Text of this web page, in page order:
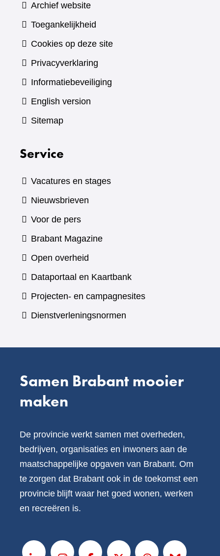
Archief website
Toegankelijkheid
Cookies op deze site
Privacyverklaring
Informatiebeveiliging
English version
Sitemap
Service
Vacatures en stages
Nieuwsbrieven
Voor de pers
Brabant Magazine(verwijst
andere
website)
Open overheid
Dataportaal en Kaartbank(verwijst
naar
Projecten- en campagnesites
Dienstverleningsnormen
Samen Brabant mooier
maken
De provincie werkt samen met overheden,
bedrijven, organisaties en inwoners aan de
maatschappelijke opgaven van Brabant. Om
te zorgen dat Brabant ook in de toekomst een
provincie blijft waar het goed wonen, werken
en recreëren is.